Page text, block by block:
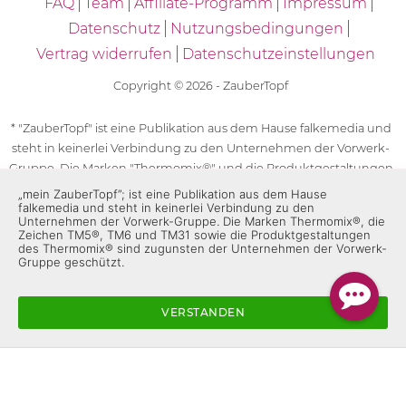
Datenschutz
Nutzungsbedingungen
Vertrag widerrufen
Datenschutzeinstellungen
Copyright © 2026 - ZauberTopf
* "ZauberTopf" ist eine Publikation aus dem Hause falkemedia und
steht in keinerlei Verbindung zu den Unternehmen der Vorwerk-
Gruppe. Die Marken "Thermomix®" und die Produktgestaltungen
des "Thermomix®" sind eingetragene Marken der Unternehmen
der Vorwerk-Gruppe. Die Marken Thermomix®, die Zeichen TM5®,
TM6 und TM31 sowie die Produktgestaltungen des Thermomix®
sind zugunsten der Unternehmen der Vorwerk-Gruppe
geschützt. Für die Rezeptangaben in "ZauberTopf" ist
„mein ZauberTopf”; ist eine Publikation aus dem Hause
falkemedia und steht in keinerlei Verbindung zu den
Unternehmen der Vorwerk-Gruppe. Die Marken Thermomix®, die
Zeichen TM5®, TM6 und TM31 sowie die Produktgestaltungen
des Thermomix® sind zugunsten der Unternehmen der Vorwerk-
Gruppe geschützt.
VERSTANDEN